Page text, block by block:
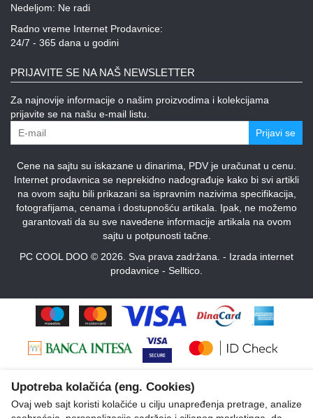
Nedeljom: Ne radi
Radno vreme Internet Prodavnice:
24/7 - 365 dana u godini
PRIJAVITE SE NA NAŠ NEWSLETTER
Za najnovije informacije o našim proizvodima i kolekcijama
prijavite se na našu e-mail listu.
Prijavi se
Cene na sajtu su iskazane u dinarima, PDV je uračunat u cenu.
Internet prodavnica se neprekidno nadograđuje kako bi svi artikli
na ovom sajtu bili prikazani sa ispravnim nazivima specifikacija,
fotografijama, cenama i dostupnošću artikala. Ipak, ne možemo
garantovati da su sve navedene informacije artikala na ovom
sajtu u potpunosti tačne.
PC COOL DOO © 2026. Sva prava zadržana. - Izrada internet
prodavnice - Selltico.
Upotreba kolačića (eng. Cookies)
Ovaj web sajt koristi kolačiće u cilju unapređenja pretrage, analize